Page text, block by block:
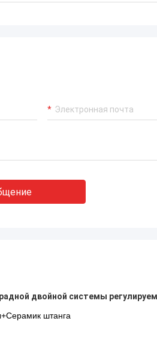
двойной системы
штанга